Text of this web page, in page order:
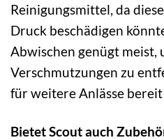
Reinigungsmittel, da
Druck beschädigen
Abwischen genügt meist,
Verschmutzungen zu
für weitere Anlässe bereit
Bietet Scout auch